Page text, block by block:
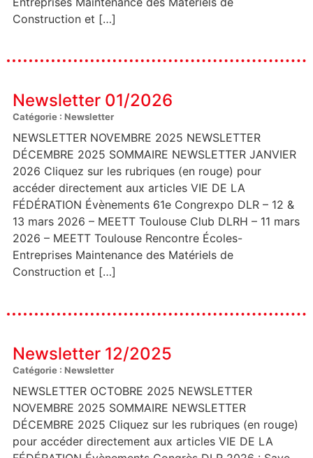
Construction et […]
Newsletter 01/2026
Catégorie : Newsletter
NEWSLETTER NOVEMBRE 2025 NEWSLETTER
DÉCEMBRE 2025 SOMMAIRE NEWSLETTER JANVIER
2026 Cliquez sur les rubriques (en rouge) pour
accéder directement aux articles VIE DE LA
FÉDÉRATION Évènements 61e Congrexpo DLR – 12 &
13 mars 2026 – MEETT Toulouse Club DLRH – 11 mars
2026 – MEETT Toulouse Rencontre Écoles-
Entreprises Maintenance des Matériels de
Construction et […]
Newsletter 12/2025
Catégorie : Newsletter
NEWSLETTER OCTOBRE 2025 NEWSLETTER
NOVEMBRE 2025 SOMMAIRE NEWSLETTER
DÉCEMBRE 2025 Cliquez sur les rubriques (en rouge)
pour accéder directement aux articles VIE DE LA